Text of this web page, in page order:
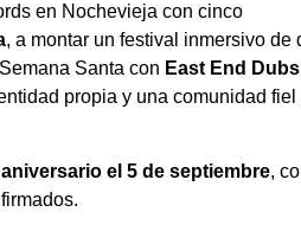
en Nochevieja con cinco
, a montar un festival inmersivo de
Santa con East End Dubs
propia y una comunidad fiel
el 5 de septiembre,